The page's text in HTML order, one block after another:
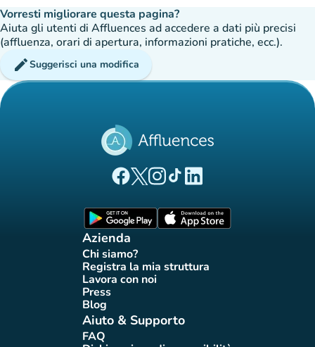
Vorresti migliorare questa pagina?
Aiuta gli utenti di Affluences ad accedere a dati più precisi
(affluenza, orari di apertura, informazioni pratiche, ecc.).
editSuggerisci una modifica
(nuova scheda)
(nuova scheda)
(nuova scheda)
(nuova scheda)
(nuova scheda)
Azienda
Chi siamo?(nuova scheda)
Registra la mia struttura
(nuova scheda)
Lavora con noi
(nuova scheda)
Press(nuova scheda)
Blog(nuova scheda)
Aiuto & Supporto
FAQ(nuova scheda)